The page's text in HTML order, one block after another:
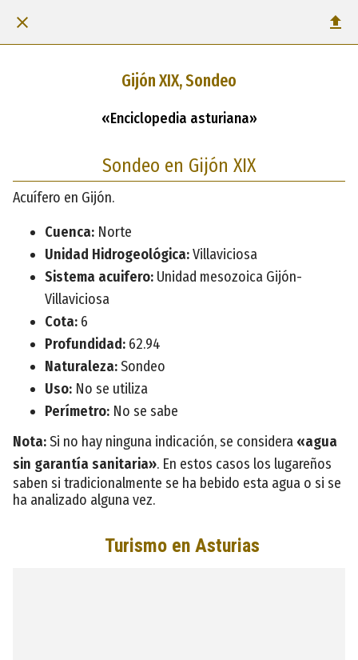
Gijón XIX, Sondeo
«Enciclopedia asturiana»
Sondeo en Gijón XIX
Acuífero en Gijón.
Cuenca: Norte
Unidad Hidrogeológica:Villaviciosa
Sistema acuifero: Unidad mesozoica Gijón-
Villaviciosa
Cota: 6
Profundidad: 62.94
Naturaleza:Sondeo
Uso: No se utiliza
Perímetro: No se sabe
Nota:Si no hay ninguna indicación, se considera «agua
sin garantía sanitaria». En estos casos los lugareños
saben si tradicionalmente se ha bebido esta agua o si se
ha analizado alguna vez.